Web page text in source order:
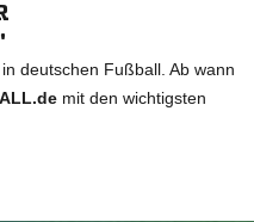
deutschen Fußball. Ab wann
mit den wichtigsten